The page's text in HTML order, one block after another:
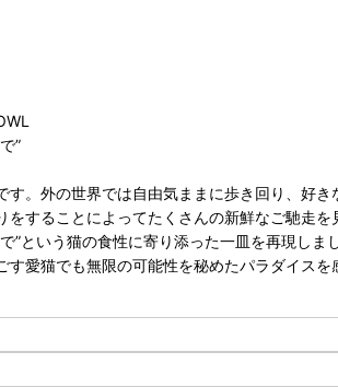
”
す。外の世界では自由気ままに歩き回り、好き
をすることによってたくさんの新鮮なご馳走を
”という猫の食性に寄り添った一皿を再現しまし
す愛猫でも無限の可能性を秘めたパラダイスを